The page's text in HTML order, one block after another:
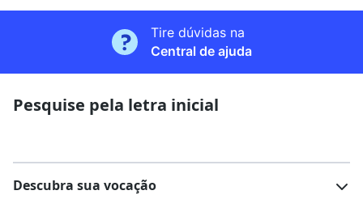
Tire dúvidas na
Central de ajuda
Pesquise pela letra inicial
Descubra sua vocação